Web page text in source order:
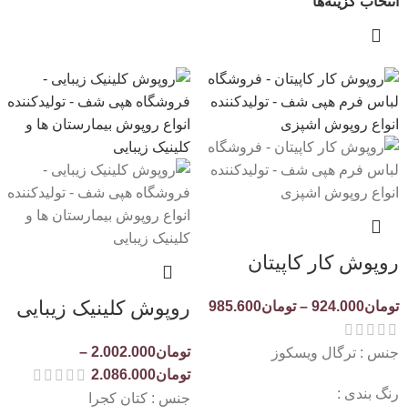
روپوش کار کاپیتان
تومان924.000
– تومان985.600
جنس : ترگال ویسکوز
رنگ بندی :
روپوش کلینیک زیبایی
تومان2.002.000
–
تومان2.086.000
جنس : کتان کجرا